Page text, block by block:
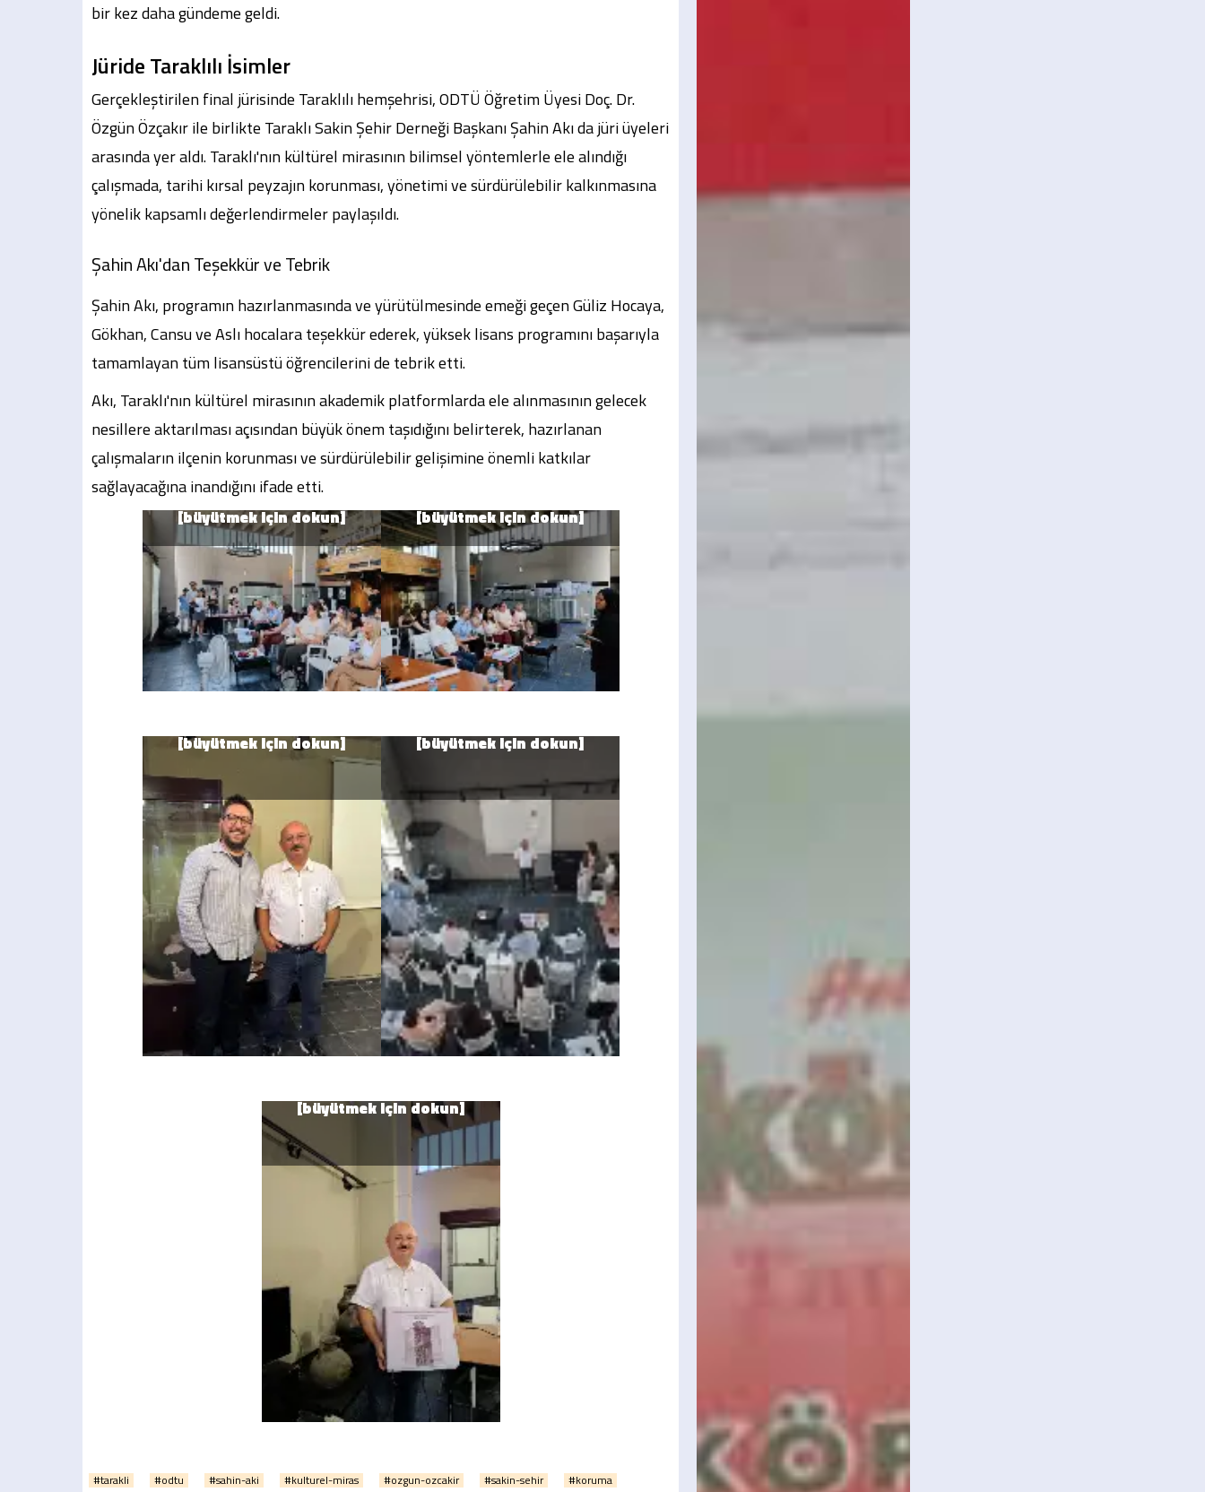
bir kez daha gündeme geldi.
Jüride Taraklılı İsimler
Gerçekleştirilen final jürisinde Taraklılı hemşehrisi, ODTÜ Öğretim Üyesi Doç. Dr.
Özgün Özçakır ile birlikte Taraklı Sakin Şehir Derneği Başkanı Şahin Akı da jüri üyeleri
arasında yer aldı. Taraklı'nın kültürel mirasının bilimsel yöntemlerle ele alındığı
çalışmada, tarihi kırsal peyzajın korunması, yönetimi ve sürdürülebilir kalkınmasına
yönelik kapsamlı değerlendirmeler paylaşıldı.
Şahin Akı'dan Teşekkür ve Tebrik
Şahin Akı, programın hazırlanmasında ve yürütülmesinde emeği geçen Güliz Hocaya,
Gökhan, Cansu ve Aslı hocalara teşekkür ederek, yüksek lisans programını başarıyla
tamamlayan tüm lisansüstü öğrencilerini de tebrik etti.
Akı, Taraklı'nın kültürel mirasının akademik platformlarda ele alınmasının gelecek
nesillere aktarılması açısından büyük önem taşıdığını belirterek, hazırlanan
çalışmaların ilçenin korunması ve sürdürülebilir gelişimine önemli katkılar
sağlayacağına inandığını ifade etti.
#tarakli #odtu #sahin-aki #kulturel-miras #ozgun-ozcakir #sakin-sehir #koruma